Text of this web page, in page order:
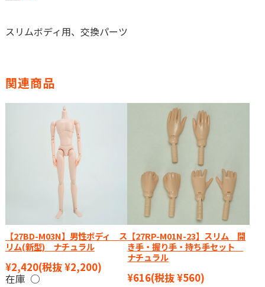
スリムボディ用、交換パーツ
関連商品
【27BD-M03N】男性ボディ ス
リム(新型) ナチュラル
¥2,420(税抜 ¥2,200)
在庫 ○
【27RP-M01N-23】スリム 開
き手・握り手・持ち手セット
ナチュラル
¥616(税抜 ¥560)